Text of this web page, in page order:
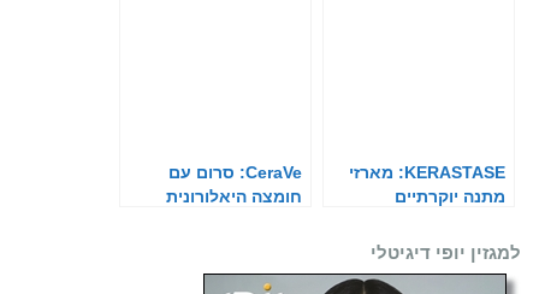
KERASTASE: מארזי
מתנה יוקרתיים
CeraVe: סרום עם
חומצה היאלורונית
למגזין יופי דיגיטלי